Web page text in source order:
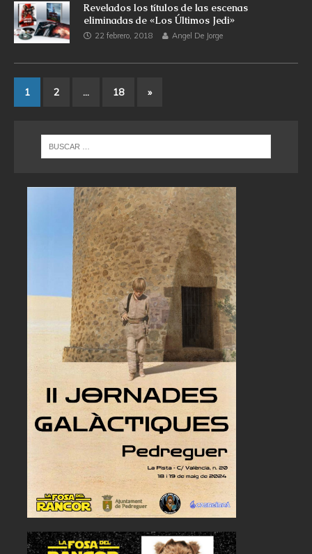
Revelados los títulos de las escenas
eliminadas de «Los Últimos Jedi»
22 febrero, 2018 Angel De Jorge
1 2 … 18 »